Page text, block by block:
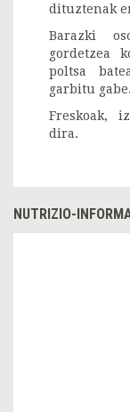
dituztenak
Barazki
gordetzea
poltsa
garbitu gabe.
Freskoak,
dira.
NUTRIZIO-